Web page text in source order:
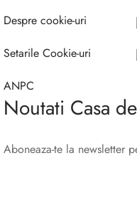
Despre cookie-uri
Setarile Cookie-uri
ANPC
Noutati Casa
Aboneaza-te la newsletter